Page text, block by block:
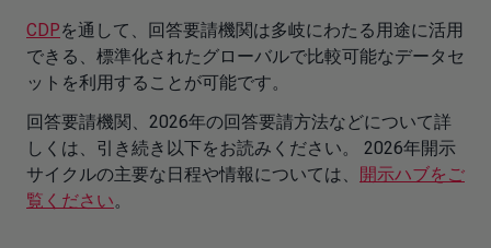
CDPを通して、回答要請機関は多岐にわたる用途に活用
できる、標準化されたグローバルで比較可能なデータセ
ットを利用することが可能です。
回答要請機関、2026年の回答要請方法などについて詳
しくは、引き続き以下をお読みください。 2026年開示
サイクルの主要な日程や情報については、 開示ハブをご
覧ください。